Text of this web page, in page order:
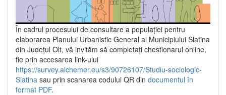
În cadrul procesului de consultare a populaţiei pentru
elaborarea Planului Urbanistic General al Municipiului Slatina
din Județul Olt, vă invităm să completați chestionarul online,
fie prin accesarea link-ului
https://survey.alchemer.eu/s3/90726107/Studiu-sociologic-
Slatina sau prin scanarea codului QR din documentul în
format PDF.